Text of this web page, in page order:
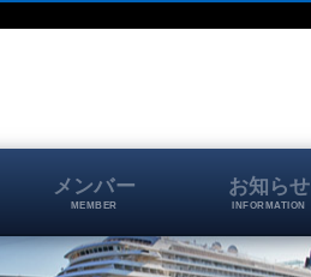
メンバー
MEMBER
お知らせ
INFORMATION